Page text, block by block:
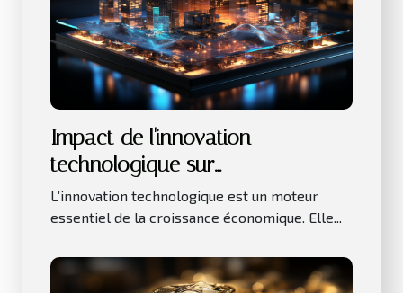
Impact de l'innovation
technologique sur
l'investissement immobilier
L’innovation technologique est un moteur
essentiel de la croissance économique. Elle...